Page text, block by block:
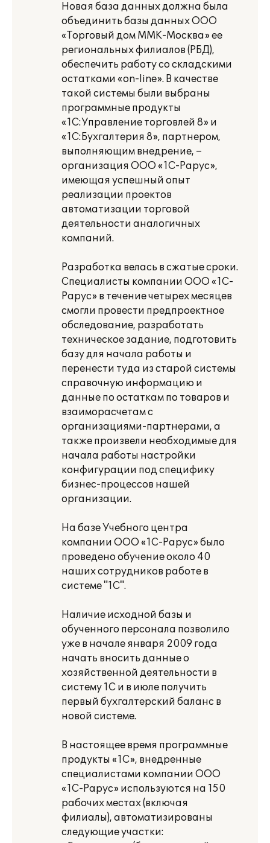
Новая база данных должна была
объединить базы данных ООО
«Торговый дом ММК-Москва» ее
региональных филиалов (РБД),
обеспечить работу со складскими
остатками «on-line». В качестве
такой системы были выбраны
программные продукты
«1С:Управление торговлей 8» и
«1С:Бухгалтерия 8», партнером,
выполняющим внедрение, –
организация ООО «1С-Рарус»,
имеющая успешный опыт
реализации проектов
автоматизации торговой
деятельности аналогичных
компаний.
Разработка велась в сжатые сроки.
Специалисты компании ООО «1С-
Рарус» в течение четырех месяцев
смогли провести предпроектное
обследование, разработать
техническое задание, подготовить
базу для начала работы и
перенести туда из старой системы
справочную информацию и
данные по остаткам по товаров и
взаиморасчетам с
организациями-партнерами, а
также произвели необходимые для
начала работы настройки
конфигурации под специфику
бизнес-процессов нашей
организации.
На базе Учебного центра
компании ООО «1С-Рарус» было
проведено обучение около 40
наших сотрудников работе в
системе "1С".
Наличие исходной базы и
обученного персонала позволило
уже в начале января 2009 года
начать вносить данные о
хозяйственной деятельности в
систему 1С и в июле получить
первый бухгалтерский баланс в
новой системе.
В настоящее время программные
продукты «1С», внедренные
специалистами компании ООО
«1С-Рарус» используются на 150
рабочих местах (включая
филиалы), автоматизированы
следующие участки: